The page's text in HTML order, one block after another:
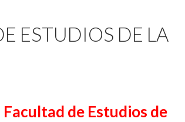
ESTUDIOS DE LA
de Estudios de